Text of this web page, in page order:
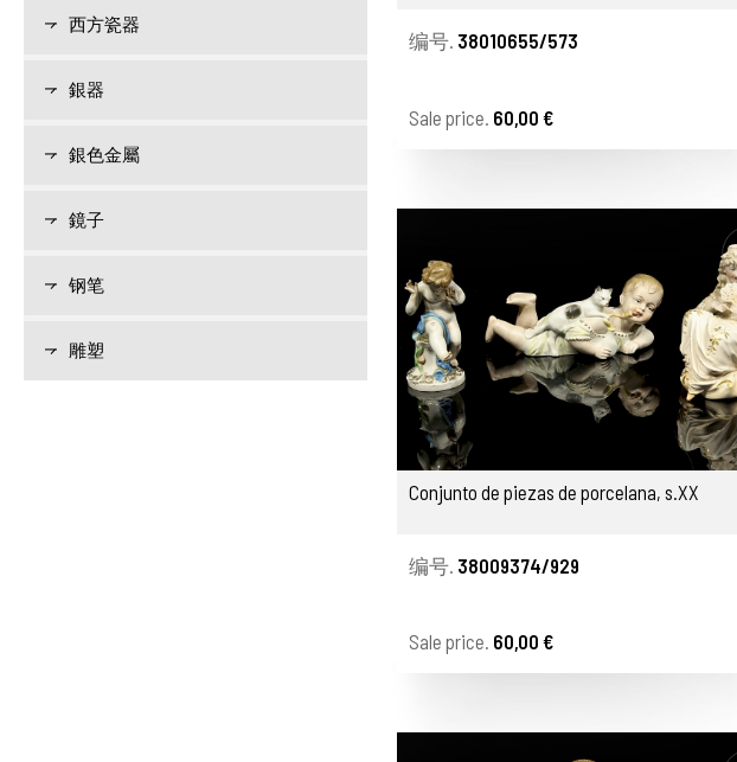
西方瓷器
銀器
銀色金屬
鏡子
钢笔
雕塑
编号. 38010655/573
Sale price. 60,00 €
Conjunto de piezas de porcelana, s.XX
编号. 38009374/929
Sale price. 60,00 €